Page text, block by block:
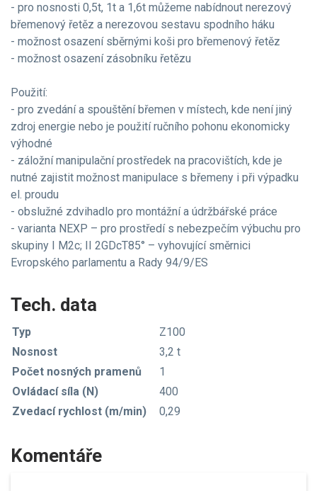
- pro nosnosti 0,5t, 1t a 1,6t můžeme nabídnout nerezový
břemenový řetěz a nerezovou sestavu spodního háku
- možnost osazení sběrnými koši pro břemenový řetěz
- možnost osazení zásobníku řetězu
Použití:
- pro zvedání a spouštění břemen v místech, kde není jiný
zdroj energie nebo je použití ručního pohonu ekonomicky
výhodné
- záložní manipulační prostředek na pracovištích, kde je
nutné zajistit možnost manipulace s břemeny i při výpadku
el. proudu
- obslužné zdvihadlo pro montážní a údržbářské práce
- varianta NEXP – pro prostředí s nebezpečím výbuchu pro
skupiny I M2c; II 2GDcT85° – vyhovující směrnici
Evropského parlamentu a Rady 94/9/ES
Tech. data
Typ
Z100
Nosnost
3,2 t
Počet nosných pramenů
1
Ovládací síla (N)
400
Zvedací rychlost (m/min)
0,29
Komentáře